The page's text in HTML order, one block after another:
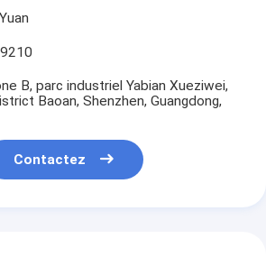
B, parc industriel Yabian Xueziwei,
Baoan, Shenzhen, Guangdong,
Contactez